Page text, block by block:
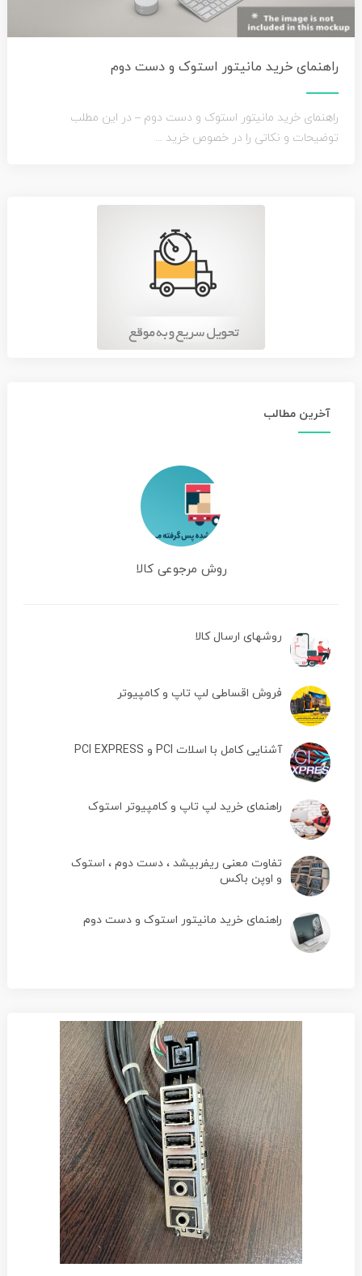
راهنمای خرید مانیتور استوک و دست دوم
راهنمای خرید مانیتور استوک و دست دوم – در این مطلب
توضیحات و نکاتی را در خصوص خرید ...
آخرین مطالب
روش مرجوعی کالا
روشهای ارسال کالا
فروش اقساطی لپ تاپ و کامپیوتر
آشنایی کامل با اسلات PCI و PCI EXPRESS
راهنمای خرید لپ تاپ و کامپیوتر استوک
تفاوت معنی ریفربیشد ، دست دوم ، استوک
و اوپن باکس
راهنمای خرید مانیتور استوک و دست دوم